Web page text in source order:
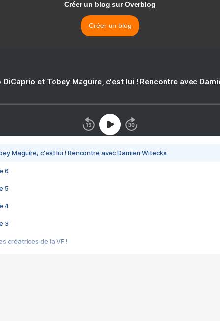
Créer un blog sur Overblog
Créer un blog
DiCaprio et Tobey Maguire, c'est lui ! Rencontre avec
Maguire, c'est lui ! Rencontre avec Damien Witecka
6
5
4
3
créatrices de la VF !